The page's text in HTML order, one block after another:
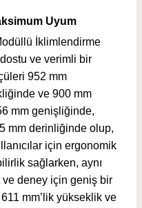
Uyum
İklimlendirme
dostu ve verimli bir
952 mm
ve 900 mm
mm genişliğinde,
mm derinliğinde olup,
için ergonomik
sağlarken, aynı
ve deney için geniş bir
mm’lik yükseklik ve